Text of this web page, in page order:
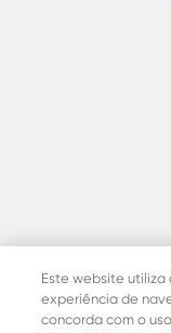
Este website utiliza
experiência de
concorda com o